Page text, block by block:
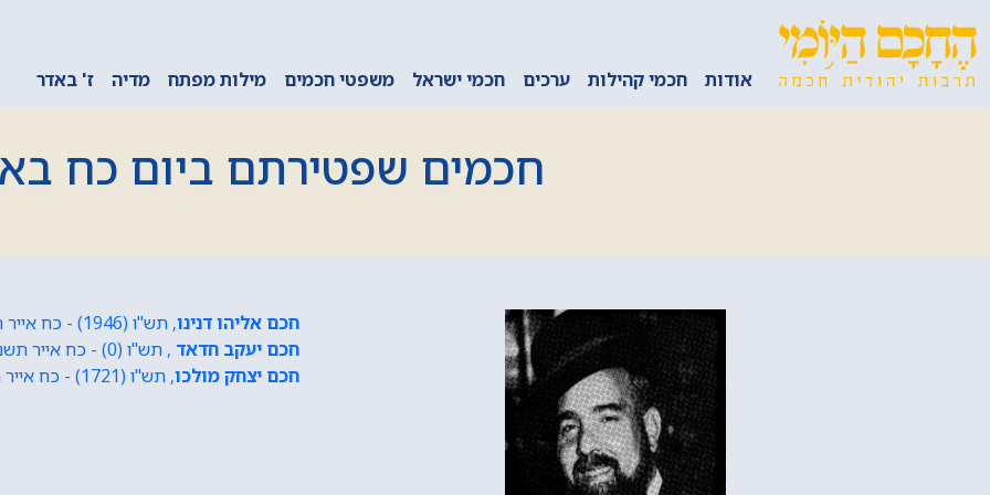
אודות חכמי קהילות ערכים חכמי ישראל משפטי חכמים מילות מפתח מדיה ז' באדר
חכמים שפטירתם ביום כח
חכם אליהו דנינו, תש"ו (1946) - כח אייר תשנ"ח (1998)
חכם יעקב חדאד , תש"ו (0) - כח אייר תשנ"ח (1876)
חכם יצחק מולכו, תש"ו (1721) - כח אייר תשנ"ח (1781)